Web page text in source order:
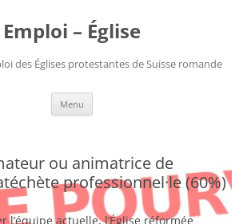
Emploi – Église
des Églises protestantes de Suisse romande
Menu
ou animatrice de
professionnel·le (60%)
l’équipe actuelle, l’Église réformée